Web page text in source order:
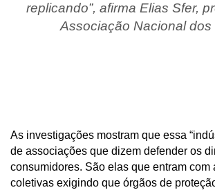
replicando”, afirma Elias Sfer,
Associação Nacional dos
As investigações mostram que essa
de associações que dizem defender os
consumidores. São elas que entram com
coletivas exigindo que órgãos de